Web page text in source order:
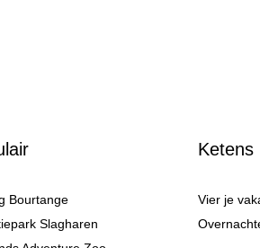
Bourtange
Slagharen
Ketens
Vier je